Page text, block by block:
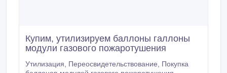
Купим, утилизируем баллоны галлоны
модули газового пожаротушения
Утилизация, Переосвидетельствование, Покупка